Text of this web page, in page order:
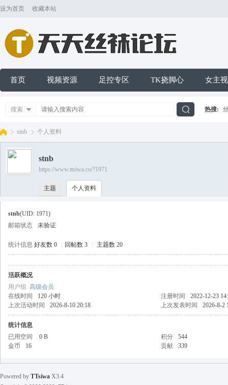
设为首页 收藏本站
首页 视频资源 足控专区 TK挠脚心 女主
搜索 热搜:
丝
›
stnb
›
个人资料
stnb
https://www.ttsiwa.co/?1971
主题 个人资料
stnb(UID: 1971)
邮箱状态
未验证
统计信息 好友数 0 回帖数 3 主题数 20
活跃概况
用户组 高级会员
在线时间
120 小时 注册时间
2022-12-23
上次活动时间
2026-8-10 20:18 上次发表时间 2026-8-2
统计信息
已用空间
0 B 积分
544
金币
16 贡献 339
Powered by TTsiwa X3.4